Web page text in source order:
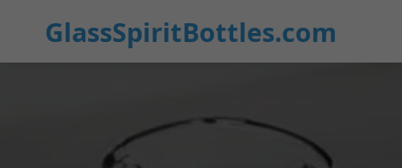
GlassSpiritBottles.com